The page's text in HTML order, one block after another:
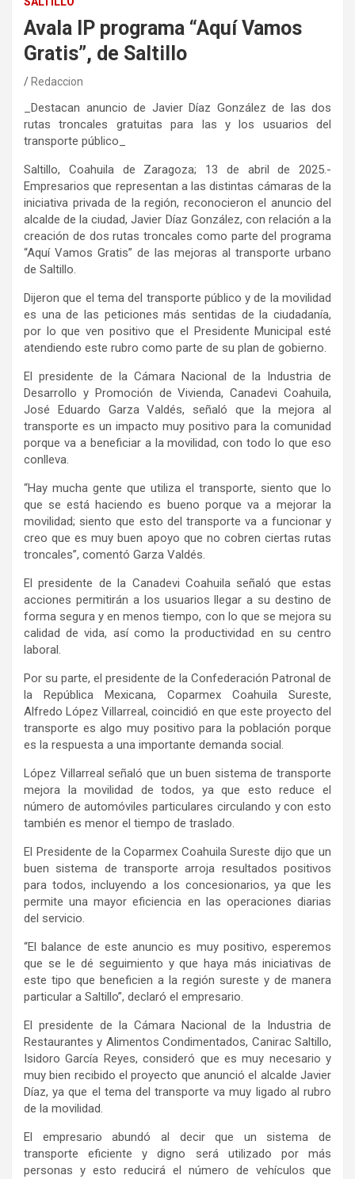
Avala IP programa “Aquí Vamos
Gratis”, de Saltillo
Redaccion
_Destacan anuncio de Javier Díaz González de las dos
rutas troncales gratuitas para las y los usuarios del
transporte público_
Saltillo, Coahuila de Zaragoza; 13 de abril de 2025.-
Empresarios que representan a las distintas cámaras de la
iniciativa privada de la región, reconocieron el anuncio del
alcalde de la ciudad, Javier Díaz González, con relación a la
creación de dos rutas troncales como parte del programa
“Aquí Vamos Gratis” de las mejoras al transporte urbano
de Saltillo.
Dijeron que el tema del transporte público y de la movilidad
es una de las peticiones más sentidas de la ciudadanía,
por lo que ven positivo que el Presidente Municipal esté
atendiendo este rubro como parte de su plan de gobierno.
El presidente de la Cámara Nacional de la Industria de
Desarrollo y Promoción de Vivienda, Canadevi Coahuila,
José Eduardo Garza Valdés, señaló que la mejora al
transporte es un impacto muy positivo para la comunidad
porque va a beneficiar a la movilidad, con todo lo que eso
conlleva.
“Hay mucha gente que utiliza el transporte, siento que lo
que se está haciendo es bueno porque va a mejorar la
movilidad; siento que esto del transporte va a funcionar y
creo que es muy buen apoyo que no cobren ciertas rutas
troncales”, comentó Garza Valdés.
El presidente de la Canadevi Coahuila señaló que estas
acciones permitirán a los usuarios llegar a su destino de
forma segura y en menos tiempo, con lo que se mejora su
calidad de vida, así como la productividad en su centro
laboral.
Por su parte, el presidente de la Confederación Patronal de
la República Mexicana, Coparmex Coahuila Sureste,
Alfredo López Villarreal, coincidió en que este proyecto del
transporte es algo muy positivo para la población porque
es la respuesta a una importante demanda social.
López Villarreal señaló que un buen sistema de transporte
mejora la movilidad de todos, ya que esto reduce el
número de automóviles particulares circulando y con esto
también es menor el tiempo de traslado.
El Presidente de la Coparmex Coahuila Sureste dijo que un
buen sistema de transporte arroja resultados positivos
para todos, incluyendo a los concesionarios, ya que les
permite una mayor eficiencia en las operaciones diarias
del servicio.
“El balance de este anuncio es muy positivo, esperemos
que se le dé seguimiento y que haya más iniciativas de
este tipo que beneficien a la región sureste y de manera
particular a Saltillo”, declaró el empresario.
El presidente de la Cámara Nacional de la Industria de
Restaurantes y Alimentos Condimentados, Canirac Saltillo,
Isidoro García Reyes, consideró que es muy necesario y
muy bien recibido el proyecto que anunció el alcalde Javier
Díaz, ya que el tema del transporte va muy ligado al rubro
de la movilidad.
El empresario abundó al decir que un sistema de
transporte eficiente y digno será utilizado por más
personas y esto reducirá el número de vehículos que